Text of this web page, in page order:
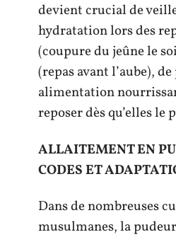
devient crucial de
hydratation lors des
(coupure du jeûne le
(repas avant l’aube),
alimentation
reposer dès qu’elles le
ALLAITEMENT EN
CODES ET
Dans de nombreuses
musulmanes, la